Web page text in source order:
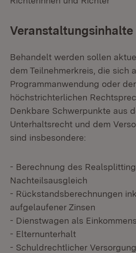
Veranstaltungsinhalte
Behandelt werden sollen
dem Teilnehmerkreis, die sich
Programmanwendung oder
höchstrichterlichen
Denkbare Schwerpunkte aus
Unterhaltsrecht und dem
sind insbesondere:
- Berechnung des
Nachteilsausgleich
- Rückstandsberechnungen
aufgelaufener Zinsen
- Dienstwagen als
- Elternunterhalt
- Schuldrechtlicher